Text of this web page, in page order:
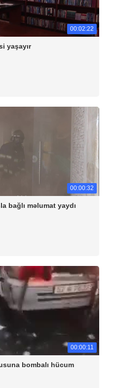
00:02:22
yaşayır
00:00:32
bağlı məlumat yaydı
00:00:11
bombalı hücum